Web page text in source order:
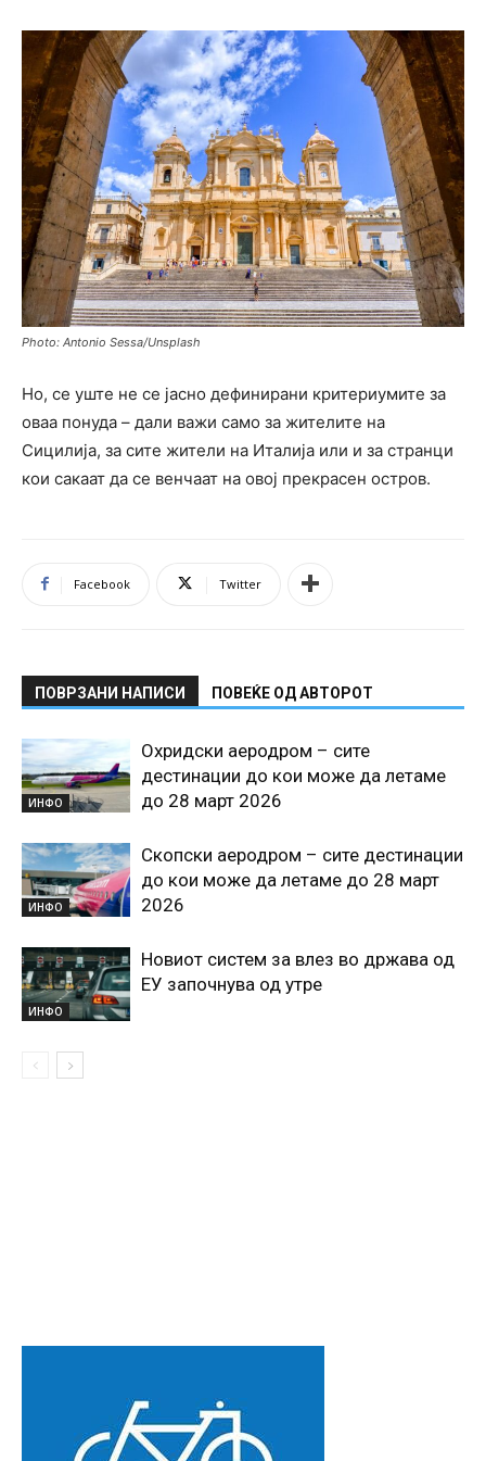
Photo: Antonio Sessa/Unsplash
Но, се уште не се јасно дефинирани критериумите за
оваа понуда – дали важи само за жителите на
Сицилија, за сите жители на Италија или и за странци
кои сакаат да се венчаат на овој прекрасен остров.
Facebook Twitter
ПОВРЗАНИ НАПИСИ ПОВЕЌЕ ОД АВТОРОТ
ИНФО
Охридски аеродром – сите
дестинации до кои може да летаме
до 28 март 2026
ИНФО
Скопски аеродром – сите дестинации
до кои може да летаме до 28 март
2026
ИНФО
Новиот систем за влез во држава од
ЕУ започнува од утре